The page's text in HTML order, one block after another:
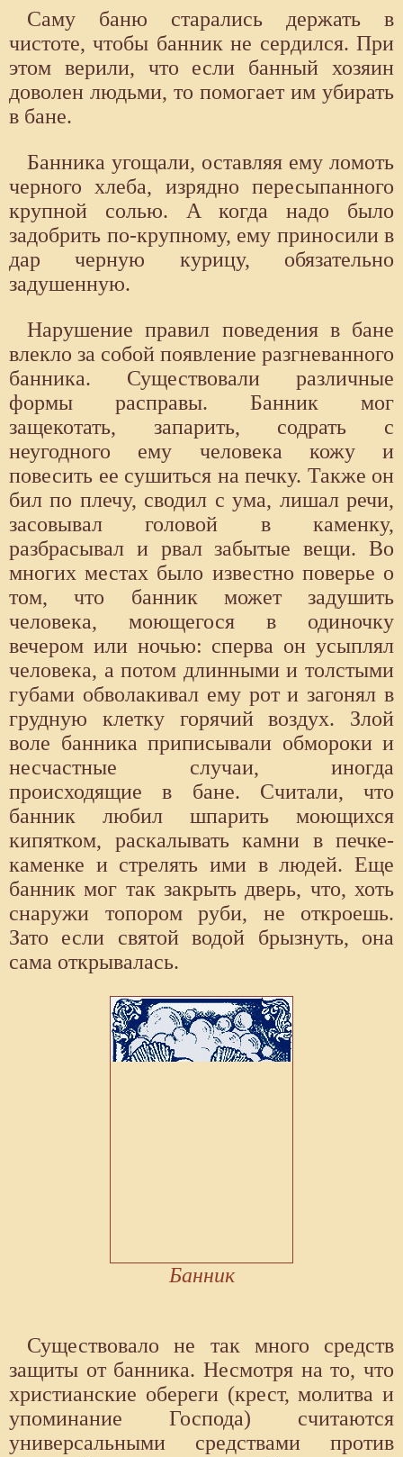
Саму баню старались держать в
чистоте, чтобы банник не сердился. При
этом верили, что если банный хозяин
доволен людьми, то помогает им убирать
в бане.
Банника угощали, оставляя ему ломоть
черного хлеба, изрядно пересыпанного
крупной солью. А когда надо было
задобрить по-крупному, ему приносили в
дар черную курицу, обязательно
задушенную.
Нарушение правил поведения в бане
влекло за собой появление разгневанного
банника. Существовали различные
формы расправы. Банник мог
защекотать, запарить, содрать с
неугодного ему человека кожу и
повесить ее сушиться на печку. Также он
бил по плечу, сводил с ума, лишал речи,
засовывал головой в каменку,
разбрасывал и рвал забытые вещи. Во
многих местах было известно поверье о
том, что банник может задушить
человека, моющегося в одиночку
вечером или ночью: сперва он усыплял
человека, а потом длинными и толстыми
губами обволакивал ему рот и загонял в
грудную клетку горячий воздух. Злой
воле банника приписывали обмороки и
несчастные случаи, иногда
происходящие в бане. Считали, что
банник любил шпарить моющихся
кипятком, раскалывать камни в печке-
каменке и стрелять ими в людей. Еще
банник мог так закрыть дверь, что, хоть
снаружи топором руби, не откроешь.
Зато если святой водой брызнуть, она
сама открывалась.
Банник
Существовало не так много средств
защиты от банника. Несмотря на то, что
христианские обереги (крест, молитва и
упоминание Господа) считаются
универсальными средствами против